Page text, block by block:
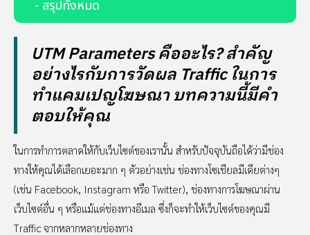
- สรุปทั้งหมด
UTM Parameters คืออะไร? สำคัญ
อย่างไรกับการวัดผล Traffic ในการ
ทำแคมเปญโฆษณา บทความนี้มีคำ
ตอบให้คุณ
ในการทำการตลาดให้กับเว็บไซต์ของเรานั้น สำหรับปัจจุบันถือได้ว่ามีช่อง
ทางให้คุณได้เลือกเยอะมาก ๆ ตัวอย่างเช่น ช่องทางโซเชียลมีเดียต่างๆ
(เช่น Facebook, Instagram หรือ Twitter), ช่องทางการโฆษณาผ่าน
เว็บไซต์อื่น ๆ หรือแม้แต่ช่องทางอีเมล ซึ่งก็จะทำให้เว็บไซต์ของคุณมี
Traffic จากหลากหลายช่องทาง